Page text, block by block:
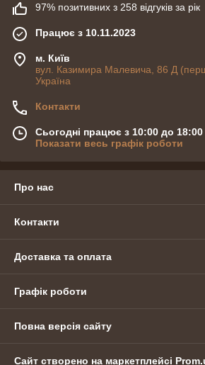
97% позитивних з 258 відгуків за рік
Працює з 10.11.2023
м. Київ
вул. Казимира Малевича, 86 Д
Україна
Контакти
Сьогодні працює з 10:00 до 18:00
Показати весь графік роботи
Про нас
Контакти
Доставка та оплата
Графік роботи
Повна версія сайту
Сайт створено на маркетплейсі